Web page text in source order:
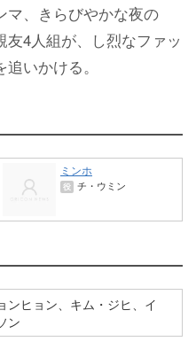
マ、きらびやかな夜の
4人組が、し烈なファッ
いかける。
ミンホ
役 チ・ウミン
ンヒョン、キム・ジヒ、イ
ン